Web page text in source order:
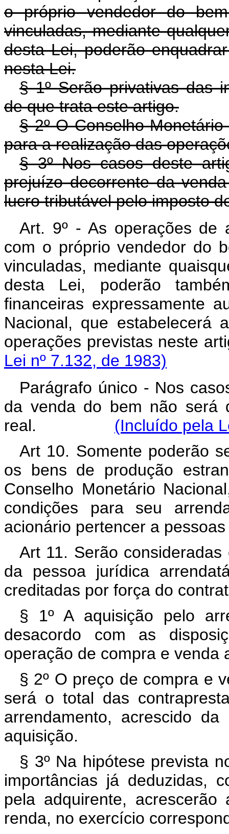
o próprio vendedor do
vinculadas, mediante
desta Lei, poderão
nesta Lei.
§ 1º Serão privativas das
de que trata este artigo.
§ 2º O Conselho
para a realização das
§ 3º Nos casos deste
prejuízo decorrente da
lucro tributável pelo imposto
Art. 9º - As operações de
com o próprio vendedor do
vinculadas, mediante
desta Lei, poderão
financeiras expressamente
Nacional, que estabelecerá
operações previstas
Lei nº 7.132, de 1983)
Parágrafo único - Nos
da venda do bem não será
real. (Incluído pela
Art 10. Somente poderão
os bens de produção
Conselho Monetário
condições para seu
acionário pertencer a
Art 11. Serão
da pessoa jurídica
creditadas por força do
§ 1º A aquisição pelo
desacordo com as
operação de compra e venda
§ 2º O preço de compra e
será o total das
arrendamento, acrescido
aquisição.
§ 3º Na hipótese prevista
importâncias já deduzidas,
pela adquirente,
renda, no exercício